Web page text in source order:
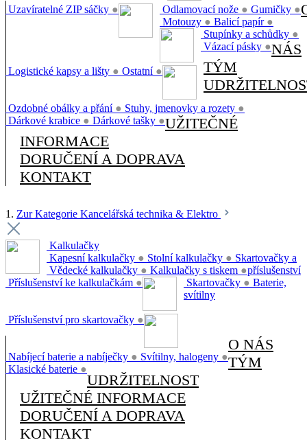
Uzavíratelné ZIP sáčky ● Odlamovací nože ● Gumičky ●
Motouzy ● Balicí papír ●
Stupínky a schůdky ●
Vázací pásky ●
Logistické kapsy a lišty ● Ostatní ●
Ozdobné obálky a přání ● Stuhy, jmenovky a rozety ●
Dárkové krabice ● Dárkové tašky ●
NÁS
TÝM
UŽITEČNÉ
INFORMACE
DORUČENÍ A DOPRAVA
KONTAKT
1. Zur Kategorie Kancelářská technika & Elektro
Kalkulačky
Kapesní kalkulačky ● Stolní kalkulačky ●
Vědecké kalkulačky ● Kalkulačky s tiskem ●
Příslušenství ke kalkulačkám ●
Skartovačky a
příslušenství
Skartovačky ●
Příslušenství pro skartovačky ●
Baterie,
svítilny
Nabíjecí baterie a nabíječky ● Svítilny, halogeny ●
Klasické baterie ●
O NÁS
TÝM
UDRŽITELNOST
UŽITEČNÉ INFORMACE
DORUČENÍ A DOPRAVA
KONTAKT